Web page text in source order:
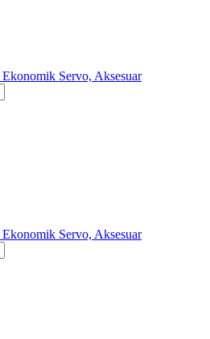
Servo, Aksesuar
Servo, Aksesuar